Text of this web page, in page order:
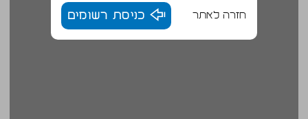
חזרה לאתר כניסת רשומים